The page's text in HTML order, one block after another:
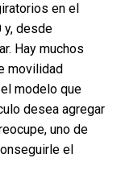
en el
y, desde
Hay muchos
movilidad
modelo que
desea agregar
uno de
el